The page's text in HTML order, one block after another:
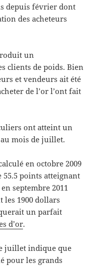
depuis février dont
des acheteurs
un
clients de poids. Bien
et vendeurs ait été
de l’or l’ont fait
ont atteint un
mois de juillet.
en octobre 2009
55.5 points atteignant
septembre 2011
les 1900 dollars
un parfait
d’or.
juillet indique que
pour les grands